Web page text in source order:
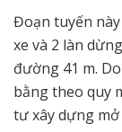
Đoạn tuyến
xe và 2 làn
đường 41 m.
bằng theo quy
tư xây dựng